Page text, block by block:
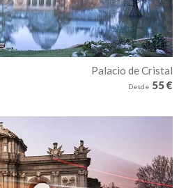
Palacio de Cristal
Desde 55 €